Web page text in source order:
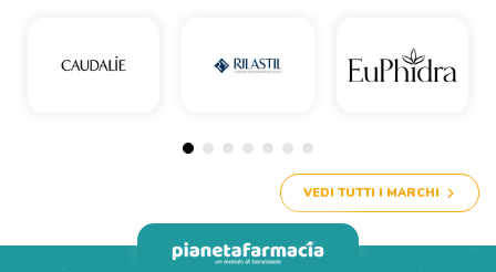
VEDI TUTTI I MARCHI